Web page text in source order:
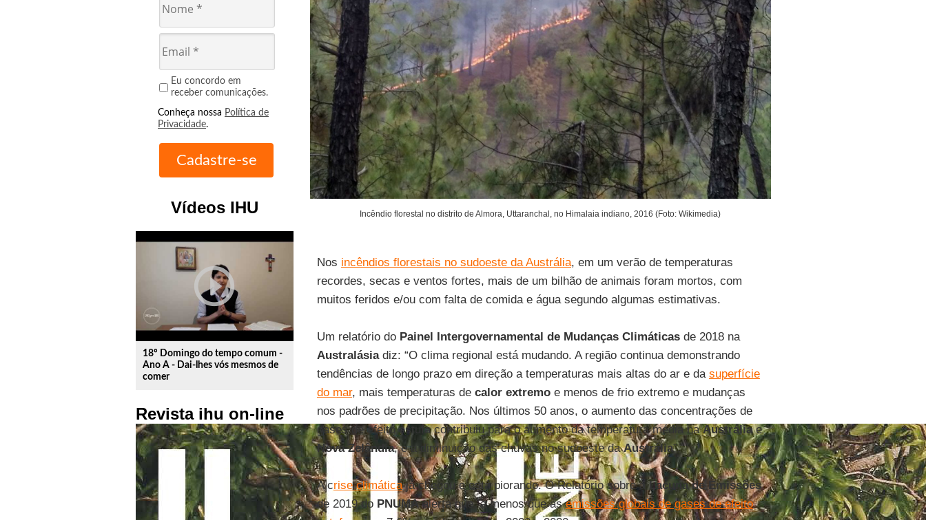
Eu concordo em
receber comunicações.
Conheça nossa Política de
Privacidade.
Vídeos IHU
play_circle_outline
18º Domingo do tempo comum -
Ano A - Dai-lhes vós mesmos de
comer
Revista ihu on-line
Incêndio florestal no distrito de Almora, Uttaranchal, no Himalaia indiano, 2016 (Foto: Wikimedia)
Nos incêndios florestais no sudoeste da Austrália, em um verão de temperaturas
recordes, secas e ventos fortes, mais de um bilhão de animais foram mortos, com
muitos feridos e/ou com falta de comida e água segundo algumas estimativas.
Um relatório do Painel Intergovernamental de Mudanças Climáticasde 2018 na
Australásiadiz: “O clima regional está mudando. A região continua demonstrando
tendências de longo prazo em direção a temperaturas mais altas do ar e da superfície
do mar, mais temperaturas de calor extremoe menos de frio extremo e mudanças
nos padrões de precipitação. Nos últimos 50 anos, o aumento das concentrações de
gases de efeito estufa contribuiu para o aumento da temperatura média naAustráliae
Nova Zelândia, e a diminuição das chuvas no sudoeste daAustrália”.
A crise climáticajá chegou e está piorando. O Relatório sobre aLacuna de Emissões
de 2019 do PNUMAalerta que, a menos que asemissões globais de gases de efeito